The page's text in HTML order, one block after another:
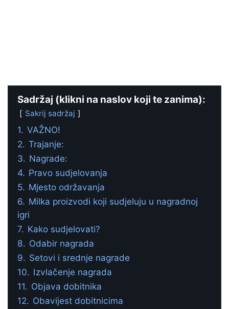
Sadržaj (klikni na naslov koji te zanima):
Sakrij sadržaj
1. VAŽNO!
2. Trajanje:
3. Nagrade:
4. Pravo sudjelovanja
5. Mjesto održavanja
6. Milka proizvodi koji sudjeluju u nagradnoj
igri
7. Kako sudjelovati?
8. Odabir nagrada
9. Setovi i srednje nagrade
10. Izvlačenje nagrada
11. Objava dobitnika
12. Obavijest dobitnicima